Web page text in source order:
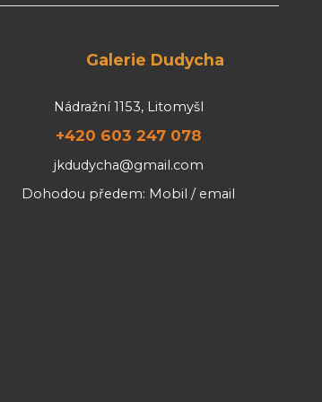
Galerie Dudycha
Nádražní 1153, Litomyšl
+420 603 247 078
jkdudycha@gmail.com
Dohodou předem: Mobil / email